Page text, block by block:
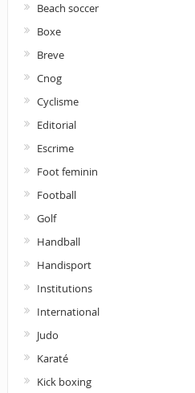
Beach soccer
Boxe
Breve
Cnog
Cyclisme
Editorial
Escrime
Foot feminin
Football
Golf
Handball
Handisport
Institutions
International
Judo
Karaté
Kick boxing